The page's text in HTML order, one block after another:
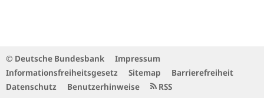
© Deutsche Bundesbank
Impressum
Informationsfreiheitsgesetz
Sitemap
Barrierefreiheit
Datenschutz
Benutzerhinweise RSS